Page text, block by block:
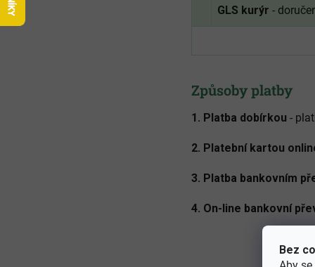
Bez
GLS kurýr -
Způsoby platby
1. Platba dobírkou -
2. Platební kartou
3. Platba bankovním př
4. On-line bankovní